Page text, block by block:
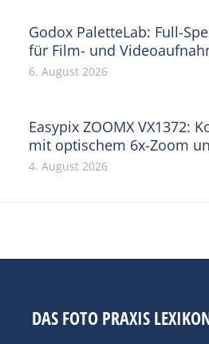
Godox PaletteLab: Full-
für Film- und
6. August 2026
Easypix ZOOMX VX1372:
mit optischem 6x-Zoom
4. August 2026
DAS FOTO PRAXIS